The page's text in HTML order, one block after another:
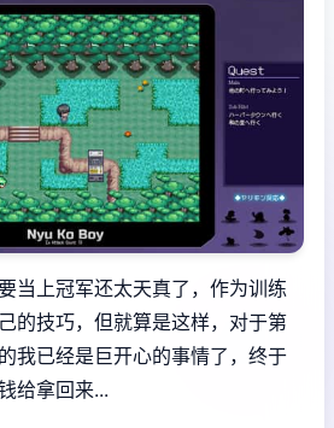
当上冠军还太天真了，作为训练
的技巧，但就算是这样，对于第
我已经是巨开心的事情了，终于
给拿回来...